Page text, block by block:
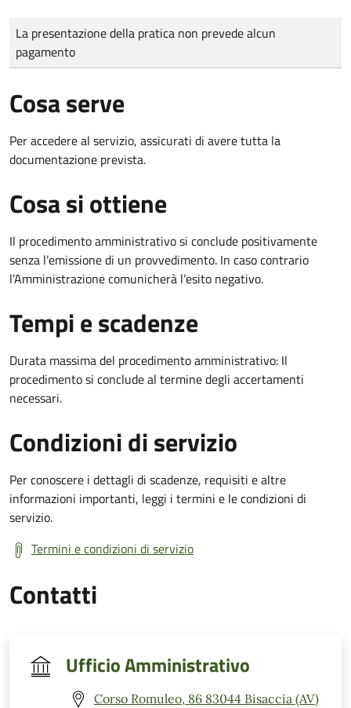
Tipo di pagamento
Importo
La presentazione della pratica non prevede alcun
pagamento
Cosa serve
Per accedere al servizio, assicurati di avere tutta la
documentazione prevista.
Cosa si ottiene
Il procedimento amministrativo si conclude positivamente
senza l’emissione di un provvedimento. In caso contrario
l’Amministrazione comunicherà l’esito negativo.
Tempi e scadenze
Durata massima del procedimento amministrativo: Il
procedimento si conclude al termine degli accertamenti
necessari.
Condizioni di servizio
Per conoscere i dettagli di scadenze, requisiti e altre
informazioni importanti, leggi i termini e le condizioni di
servizio.
Termini e condizioni di servizio
Contatti
Ufficio Amministrativo
Corso Romuleo, 86 83044 Bisaccia (AV)